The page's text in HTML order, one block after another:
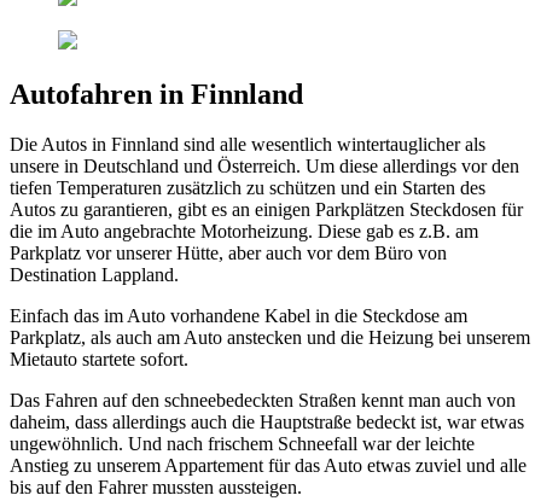
Autofahren in Finnland
Die Autos in Finnland sind alle wesentlich wintertauglicher als
unsere in Deutschland und Österreich. Um diese allerdings vor den
tiefen Temperaturen zusätzlich zu schützen und ein Starten des
Autos zu garantieren, gibt es an einigen Parkplätzen Steckdosen für
die im Auto angebrachte Motorheizung. Diese gab es z.B. am
Parkplatz vor unserer Hütte, aber auch vor dem Büro von
Destination Lappland.
Einfach das im Auto vorhandene Kabel in die Steckdose am
Parkplatz, als auch am Auto anstecken und die Heizung bei unserem
Mietauto startete sofort.
Das Fahren auf den schneebedeckten Straßen kennt man auch von
daheim, dass allerdings auch die Hauptstraße bedeckt ist, war etwas
ungewöhnlich. Und nach frischem Schneefall war der leichte
Anstieg zu unserem Appartement für das Auto etwas zuviel und alle
bis auf den Fahrer mussten aussteigen.